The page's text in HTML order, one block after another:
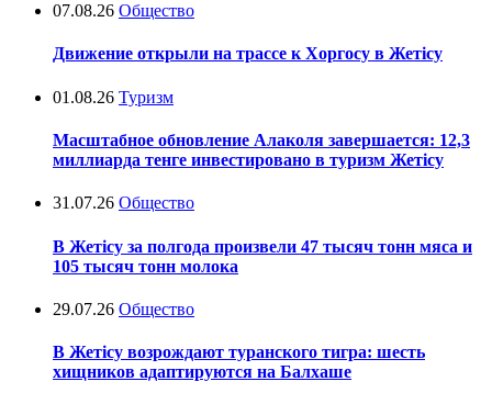
07.08.26 Общество
Движение открыли на трассе к Хоргосу в Жетісу
01.08.26 Туризм
Масштабное обновление Алаколя завершается: 12,3
миллиарда тенге инвестировано в туризм Жетісу
31.07.26 Общество
В Жетісу за полгода произвели 47 тысяч тонн мяса и
105 тысяч тонн молока
29.07.26 Общество
В Жетісу возрождают туранского тигра: шесть
хищников адаптируются на Балхаше